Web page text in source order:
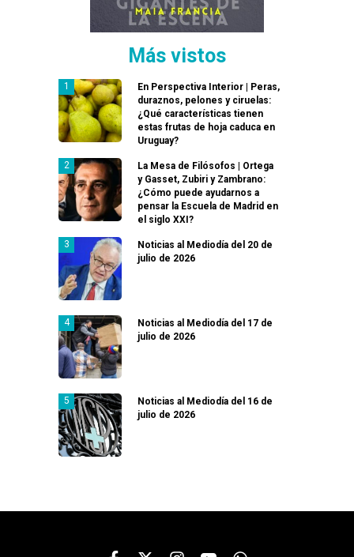
Más vistos
En Perspectiva Interior | Peras,
duraznos, pelones y ciruelas:
¿Qué características tienen
estas frutas de hoja caduca en
Uruguay?
La Mesa de Filósofos | Ortega
y Gasset, Zubiri y Zambrano:
¿Cómo puede ayudarnos a
pensar la Escuela de Madrid en
el siglo XXI?
Noticias al Mediodía del 20 de
julio de 2026
Noticias al Mediodía del 17 de
julio de 2026
Noticias al Mediodía del 16 de
julio de 2026